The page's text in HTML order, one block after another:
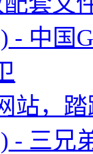
- 中国
站，
- 三兄